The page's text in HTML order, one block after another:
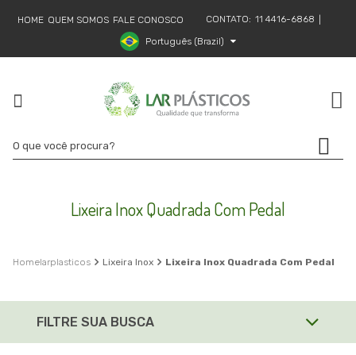
HOME QUEM SOMOS FALE CONOSCO CONTATO: 11 4416-6868
Português (Brazil)
Lixeira Inox Quadrada Com Pedal
larplasticos Lixeira Inox Lixeira Inox Quadrada Com Pedal
FILTRE SUA BUSCA